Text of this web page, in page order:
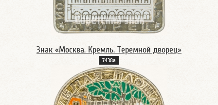
Знак «Москва. Кремль. Теремной дворец»
7438а